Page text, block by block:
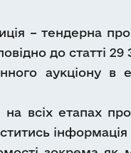
– тендерна
до статті 29
аукціону в
всіх етапах